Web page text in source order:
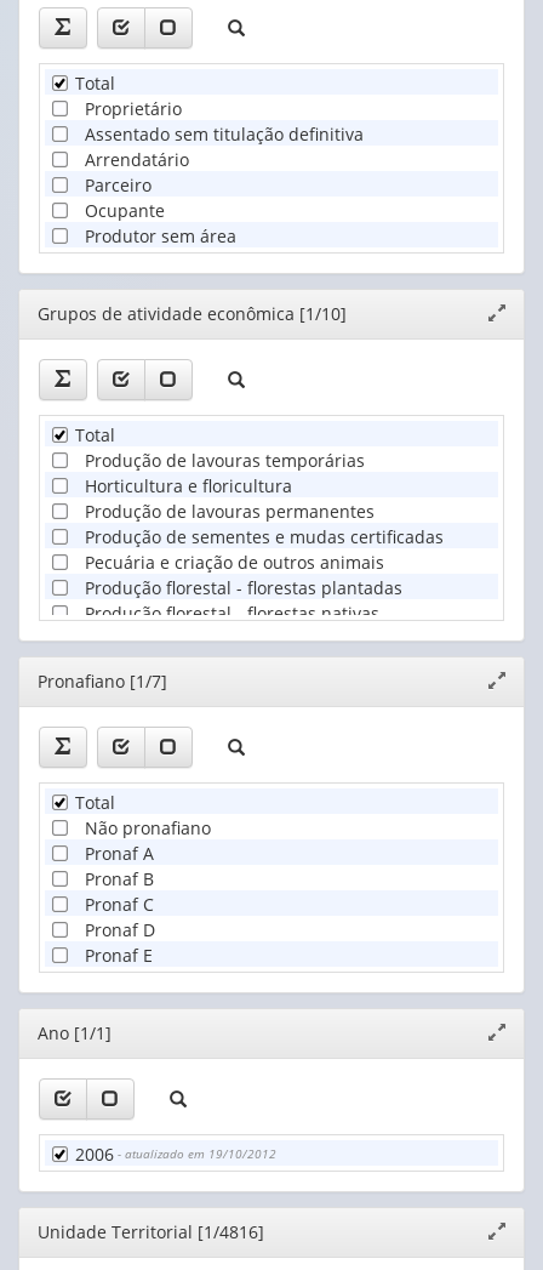
Total
Proprietário
Assentado sem titulação definitiva
Arrendatário
Parceiro
Ocupante
Produtor sem área
Editor
janela
Grupos de atividade econômica [1/10]
Total
Produção de lavouras temporárias
Horticultura e floricultura
Produção de lavouras permanentes
Produção de sementes e mudas certificadas
Pecuária e criação de outros animais
Produção florestal - florestas plantadas
Produção florestal - florestas nativas
Pesca
Aquicultura
Editor
janela
Pronafiano [1/7]
Total
Não pronafiano
Pronaf A
Pronaf B
Pronaf C
Pronaf D
Pronaf E
Editor
janela
Ano [1/1]
2006 - atualizado em 19/10/2012
Editor
janela
Unidade Territorial [1/4816]